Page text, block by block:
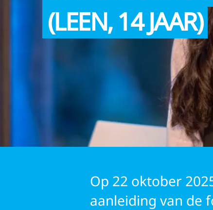
UNICEF
(LEEN, 14 JAAR)
Op 22 oktober
aanleiding van de